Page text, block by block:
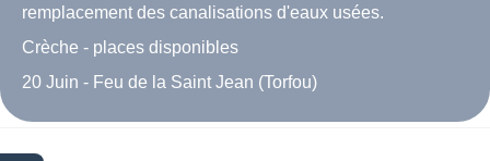
remplacement des canalisations d'eaux usées.
Crèche - places disponibles
20 Juin - Feu de la Saint Jean (Torfou)